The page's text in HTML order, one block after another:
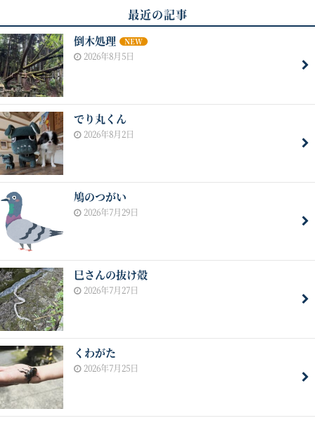
最近の記事
倒木処理 NEW
2026年8月5日
でり丸くん
2026年8月2日
鳩のつがい
2026年7月29日
巳さんの抜け殻
2026年7月27日
くわがた
2026年7月25日